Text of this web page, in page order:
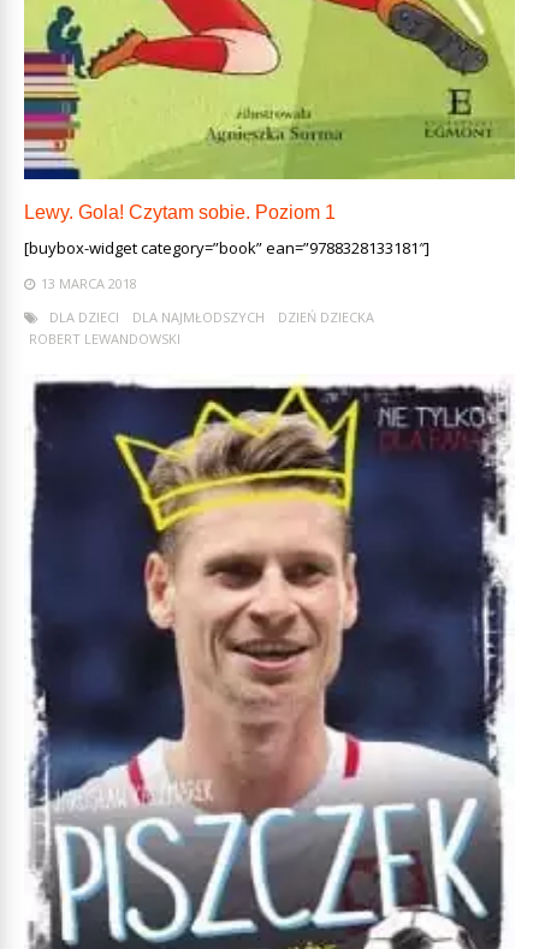
Lewy. Gola! Czytam sobie. Poziom 1
[buybox-widget category=”book” ean=”9788328133181″]
13 MARCA 2018
DLA DZIECI
DLA NAJMŁODSZYCH
DZIEŃ DZIECKA
ROBERT LEWANDOWSKI